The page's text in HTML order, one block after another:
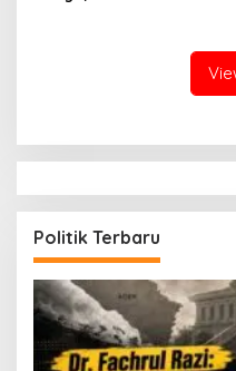
Politik Terbaru